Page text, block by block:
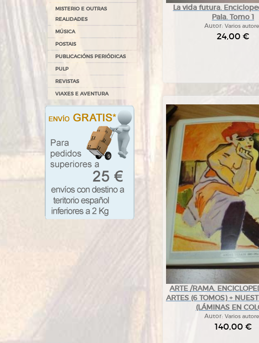
MISTERIO E OUTRAS
REALIDADES
MÚSICA
POSTAIS
PUBLICACIÓNS PERIÓDICAS
PULP
REVISTAS
VIAXES E AVENTURA
La vida futura.
Pala. Tomo 1
Autor:Varios
24,00 €
ARTE /RAMA.
ARTES (6 TOMOS) +
(LÁMINAS EN
Autor:Varios
140,00 €